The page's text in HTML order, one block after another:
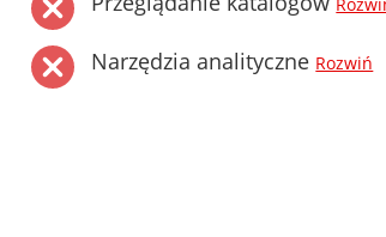
Narzędzia analityczne Rozwiń